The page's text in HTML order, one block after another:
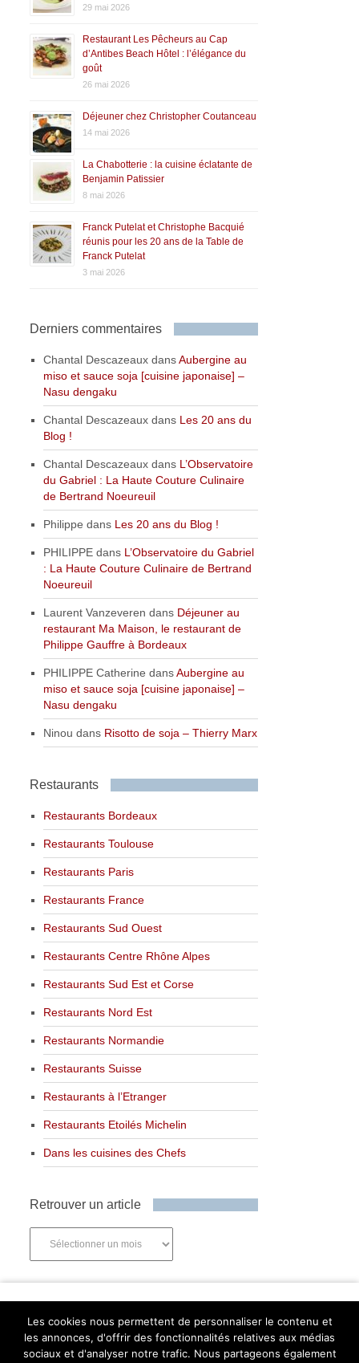
29 mai 2026
Restaurant Les Pêcheurs au Cap
d’Antibes Beach Hôtel : l’élégance du
goût
26 mai 2026
Déjeuner chez Christopher Coutanceau
14 mai 2026
La Chabotterie : la cuisine éclatante de
Benjamin Patissier
8 mai 2026
Franck Putelat et Christophe Bacquié
réunis pour les 20 ans de la Table de
Franck Putelat
3 mai 2026
Derniers commentaires
Chantal Descazeaux dansAubergine au
miso et sauce soja [cuisine japonaise] –
Nasu dengaku
Chantal Descazeaux dans Les 20 ans du
Blog !
Chantal Descazeaux dans L’Observatoire
du Gabriel : La Haute Couture Culinaire
de Bertrand Noeureuil
Philippe dans Les 20 ans du Blog !
PHILIPPE dans L’Observatoire du Gabriel
: La Haute Couture Culinaire de Bertrand
Noeureuil
Laurent Vanzeveren dans Déjeuner au
restaurant Ma Maison, le restaurant de
Philippe Gauffre à Bordeaux
PHILIPPE Catherine dansAubergine au
miso et sauce soja [cuisine japonaise] –
Nasu dengaku
Ninou dans Risotto de soja – Thierry Marx
Restaurants
Restaurants Bordeaux
Restaurants Toulouse
Restaurants Paris
Restaurants France
Restaurants Sud Ouest
Restaurants Centre Rhône Alpes
Restaurants Sud Est et Corse
Restaurants Nord Est
Restaurants Normandie
Restaurants Suisse
Restaurants à l’Etranger
Restaurants Etoilés Michelin
Dans les cuisines des Chefs
Retrouver un article
Les cookies nous permettent de personnaliser le contenu et
les annonces, d'offrir des fonctionnalités relatives aux médias
sociaux et d'analyser notre trafic. Nous partageons également